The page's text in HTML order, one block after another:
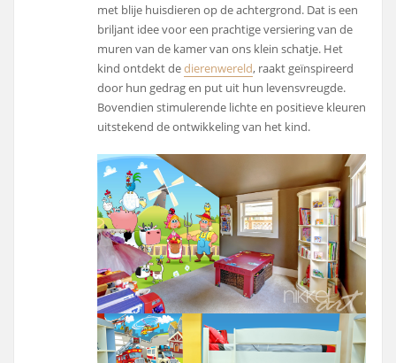
met blije huisdieren op de achtergrond. Dat is een
briljant idee voor een prachtige versiering van de
muren van de kamer van ons klein schatje. Het
kind ontdekt dedierenwereld, raakt geïnspireerd
door hun gedrag en put uit hun levensvreugde.
Bovendien stimulerende lichte en positieve kleuren
uitstekend de ontwikkeling van het kind.